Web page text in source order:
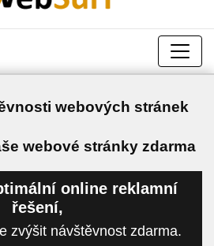
webových stránek
webové stránky zdarma
online reklamní
řešení,
zvýšit návštěvnost zdarma.